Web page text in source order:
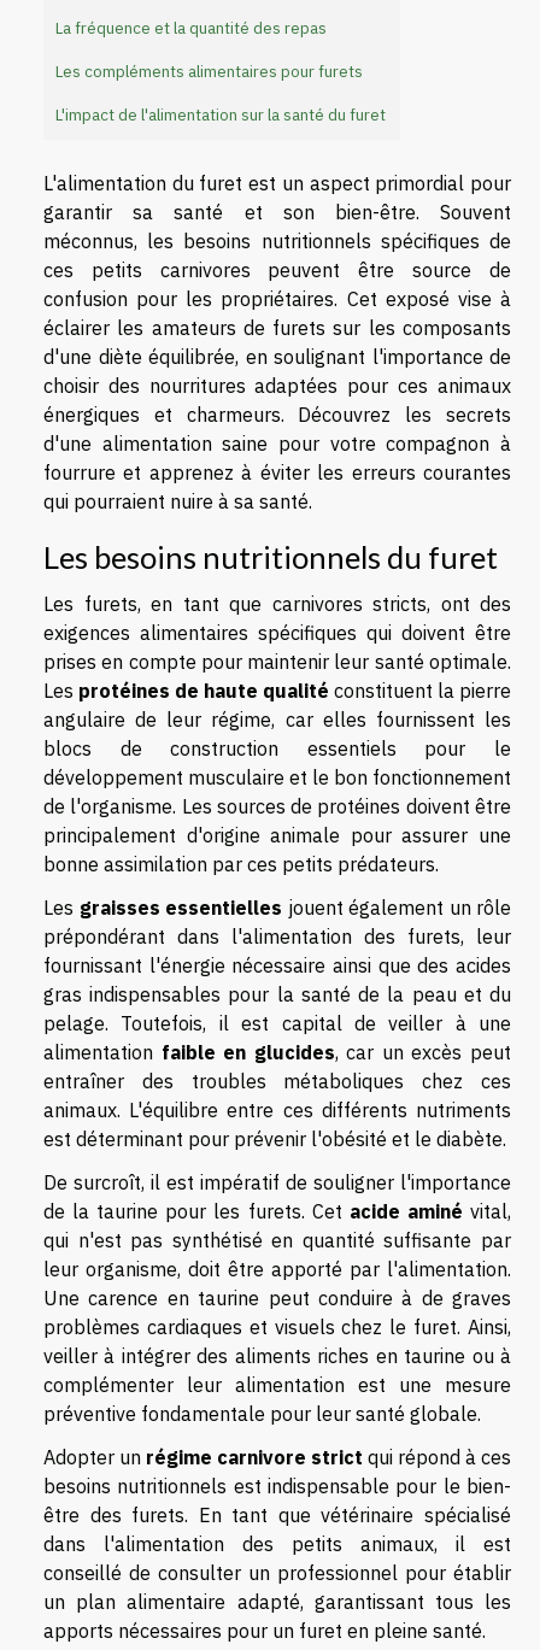
La fréquence et la quantité des repas
Les compléments alimentaires pour furets
L'impact de l'alimentation sur la santé du furet
L'alimentation du furet est un aspect primordial pour
garantir sa santé et son bien-être. Souvent
méconnus, les besoins nutritionnels spécifiques de
ces petits carnivores peuvent être source de
confusion pour les propriétaires. Cet exposé vise à
éclairer les amateurs de furets sur les composants
d'une diète équilibrée, en soulignant l'importance de
choisir des nourritures adaptées pour ces animaux
énergiques et charmeurs. Découvrez les secrets
d'une alimentation saine pour votre compagnon à
fourrure et apprenez à éviter les erreurs courantes
qui pourraient nuire à sa santé.
Les besoins nutritionnels du furet
Les furets, en tant que carnivores stricts, ont des
exigences alimentaires spécifiques qui doivent être
prises en compte pour maintenir leur santé optimale.
Les protéines de haute qualité constituent la pierre
angulaire de leur régime, car elles fournissent les
blocs de construction essentiels pour le
développement musculaire et le bon fonctionnement
de l'organisme. Les sources de protéines doivent être
principalement d'origine animale pour assurer une
bonne assimilation par ces petits prédateurs.
Les graisses essentielles jouent également un rôle
prépondérant dans l'alimentation des furets, leur
fournissant l'énergie nécessaire ainsi que des acides
gras indispensables pour la santé de la peau et du
pelage. Toutefois, il est capital de veiller à une
alimentation faible en glucides, car un excès peut
entraîner des troubles métaboliques chez ces
animaux. L'équilibre entre ces différents nutriments
est déterminant pour prévenir l'obésité et le diabète.
De surcroît, il est impératif de souligner l'importance
de la taurine pour les furets. Cet acide aminé vital,
qui n'est pas synthétisé en quantité suffisante par
leur organisme, doit être apporté par l'alimentation.
Une carence en taurine peut conduire à de graves
problèmes cardiaques et visuels chez le furet. Ainsi,
veiller à intégrer des aliments riches en taurine ou à
complémenter leur alimentation est une mesure
préventive fondamentale pour leur santé globale.
Adopter un régime carnivore strict qui répond à ces
besoins nutritionnels est indispensable pour le bien-
être des furets. En tant que vétérinaire spécialisé
dans l'alimentation des petits animaux, il est
conseillé de consulter un professionnel pour établir
un plan alimentaire adapté, garantissant tous les
apports nécessaires pour un furet en pleine santé.